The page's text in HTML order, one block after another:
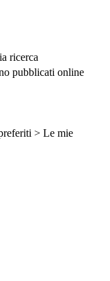
ricerca
pubblicati online
> Le mie